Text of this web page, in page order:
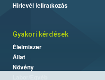
Hírlevél feliratkozás
Gyakori kérdések
Élelmiszer
Állat
Növény